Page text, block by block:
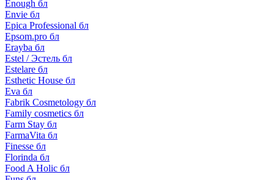
Enough бл
Envie бл
Epica Professional бл
Epsom.pro бл
Erayba бл
Estel / Эстель бл
Estelare бл
Esthetic House бл
Eva бл
Fabrik Cosmetology бл
Family cosmetics бл
Farm Stay бл
FarmaVita бл
Finesse бл
Florinda бл
Food A Holic бл